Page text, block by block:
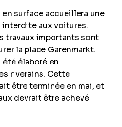
en surface accueillera une
interdite aux voitures.
travaux importants sont
la place Garenmarkt.
été élaboré en
riverains. Cette
être terminée en mai, et
devrait être achevé